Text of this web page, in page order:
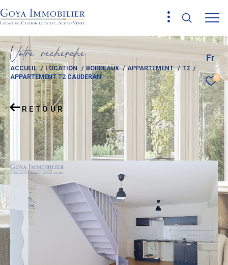
Fr
0
Votre recherche
ACCUEIL LOCATION BORDEAUX APPARTEMENT
T2
APPARTEMENT T2 CAUDERAN
RETOUR